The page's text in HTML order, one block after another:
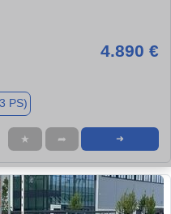
4.890 €
PS)
★ ➦ ➜